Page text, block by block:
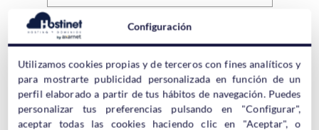
Soporte para más formatos de archivo
Además de las imágenes, Enable Media Replace ahora admite
más formatos de archivo, incluidos archivos de audio, video
y documentos PDF
Configuración
Utilizamos cookies propias y de terceros con fines analíticos y
para mostrarte publicidad personalizada en función de un
perfil elaborado a partir de tus hábitos de navegación. Puedes
personalizar tus preferencias pulsando en "Configurar",
aceptar todas las cookies haciendo clic en "Aceptar", o